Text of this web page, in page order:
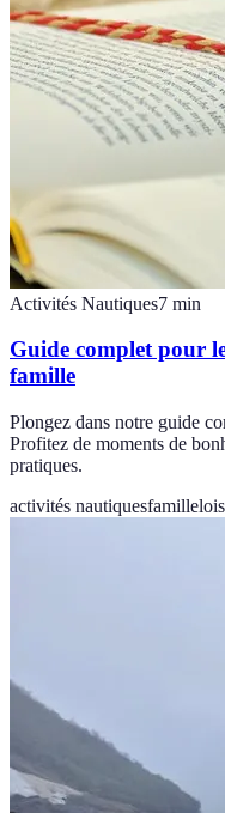
Activités Nautiques7 min
Guide complet pour
famille
Plongez dans notre guide
Profitez de moments de
pratiques.
activités nautiquesfamille